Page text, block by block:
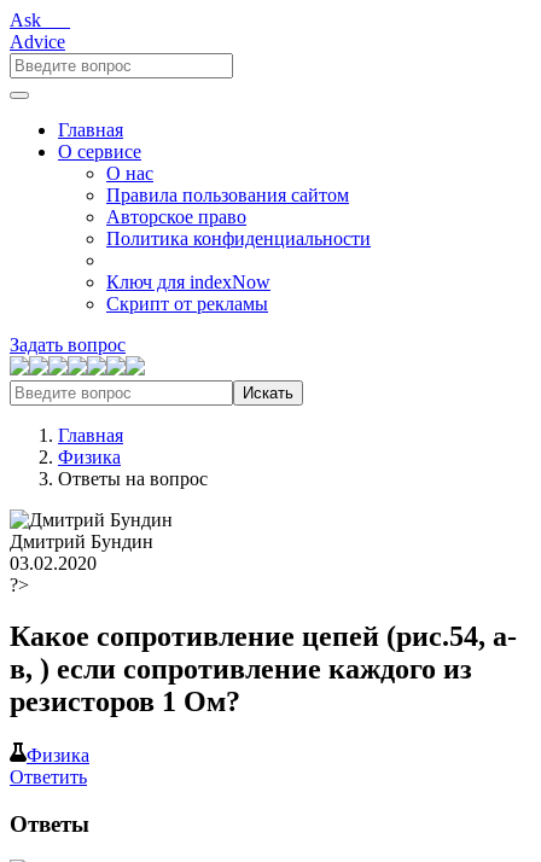
Ask___
Advice
Главная
О сервисе
О нас
Правила пользования сайтом
Авторское право
Политика конфиденциальности
Ключ для indexNow
Скрипт от рекламы
Задать вопрос
Искать
Главная
Физика
Ответы на вопрос
Дмитрий Бундин
03.02.2020
?>
Какое сопротивление цепей (рис.54, а-
в, ) если сопротивление каждого из
резисторов 1 Ом?​
Физика
Ответить
Ответы